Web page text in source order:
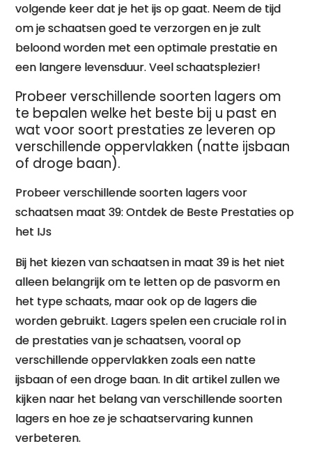
volgende keer dat je het ijs op gaat. Neem de tijd
om je schaatsen goed te verzorgen en je zult
beloond worden met een optimale prestatie en
een langere levensduur. Veel schaatsplezier!
Probeer verschillende soorten lagers om
te bepalen welke het beste bij u past en
wat voor soort prestaties ze leveren op
verschillende oppervlakken (natte ijsbaan
of droge baan).
Probeer verschillende soorten lagers voor
schaatsen maat 39: Ontdek de Beste Prestaties op
het IJs
Bij het kiezen van schaatsen in maat 39 is het niet
alleen belangrijk om te letten op de pasvorm en
het type schaats, maar ook op de lagers die
worden gebruikt. Lagers spelen een cruciale rol in
de prestaties van je schaatsen, vooral op
verschillende oppervlakken zoals een natte
ijsbaan of een droge baan. In dit artikel zullen we
kijken naar het belang van verschillende soorten
lagers en hoe ze je schaatservaring kunnen
verbeteren.